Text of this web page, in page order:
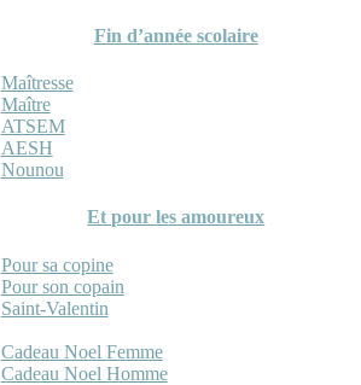
Fin d’année scolaire
Maîtresse
Maître
ATSEM
AESH
Nounou
Et pour les amoureux
Pour sa copine
Pour son copain
Saint-Valentin
Cadeau Noel Femme
Cadeau Noel Homme